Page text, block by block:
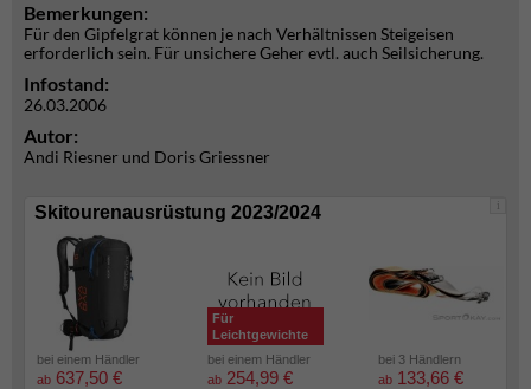
Bemerkungen:
Für den Gipfelgrat können je nach Verhältnissen Steigeisen
erforderlich sein. Für unsichere Geher evtl. auch Seilsicherung.
Infostand:
26.03.2006
Autor:
Andi Riesner und Doris Griessner
i
Skitourenausrüstung 2023/2024
bei einem Händler
ab 637,50 €
Für
Leichtgewichte
bei einem Händler
ab 254,99 €
bei 3 Händlern
ab 133,66 €